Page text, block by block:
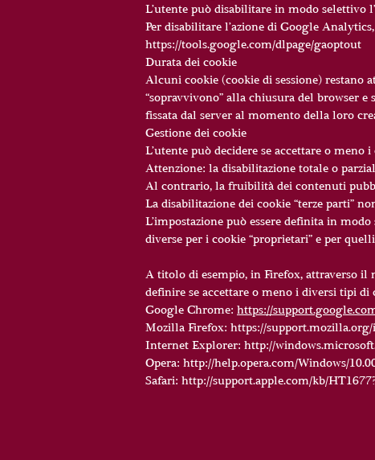
L’utente può disabilitare in modo
Per disabilitare l’azione di Google
https://tools.google.com/dlpage/gaoptout
Durata dei cookie
Alcuni cookie (cookie di sessione) restano
“sopravvivono” alla chiusura del browser
fissata dal server al momento della loro
Gestione dei cookie
L’utente può decidere se accettare o
Attenzione: la disabilitazione totale o
Al contrario, la fruibilità dei contenuti
La disabilitazione dei cookie “terze parti”
L’impostazione può essere definita in
diverse per i cookie “proprietari” e per
A titolo di esempio, in Firefox, attraverso il
definire se accettare o meno i diversi tipi
Google Chrome: https://
Mozilla Firefox: https://
Internet Explorer: http://
Opera: http://help.opera.com/Windows/
Safari: http://support.apple.com/kb/